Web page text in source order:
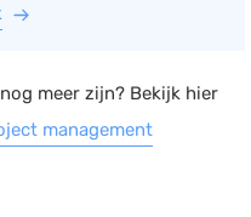
meer zijn? Bekijk hier
management